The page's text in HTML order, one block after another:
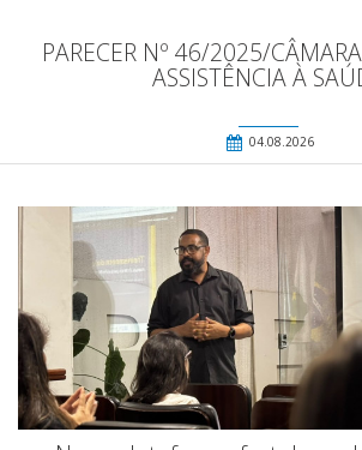
PARECER Nº 46/2025/
ASSISTÊNCIA À
04.08.2026